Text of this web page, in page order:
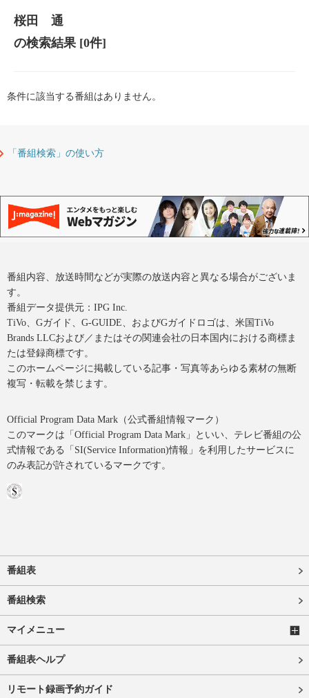
桜田 通
の検索結果[0件]
条件に該当する番組はありません。
「番組検索」の使い方
番組内容、放送時間などが実際の放送内容と異なる場合がございま
す。
番組データ提供元：IPG Inc.
TiVo、Gガイド、G-GUIDE、およびGガイドロゴは、米国TiVo
Brands LLCおよび／またはその関連会社の日本国内における商標ま
たは登録商標です。
このホームページに掲載している記事・写真等あらゆる素材の無断
複写・転載を禁じます。
Official Program Data Mark（公式番組情報マーク）
このマークは「Official Program Data Mark」といい、テレビ番組の公
式情報である「SI(Service Information)情報」を利用したサービスに
のみ表記が許されているマークです。
番組表
番組検索
マイメニュー
番組表ヘルプ
リモート録画予約ガイド